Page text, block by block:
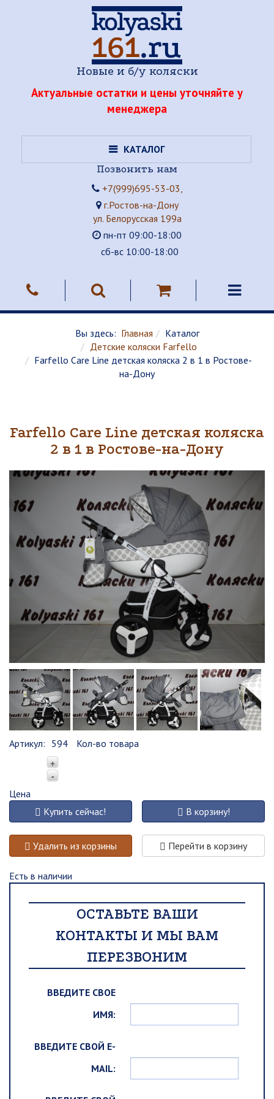
Новые и б/у коляски
Актуальные остатки и цены уточняйте у
менеджера
КАТАЛОГ
Позвонить нам
+7(999)695-53-03,
г.Ростов-на-Дону
ул. Белорусская 199а
пн-пт 09:00-18:00
сб-вс 10:00-18:00
Вы здесь: Главная
Каталог
Детские коляски Farfello
Farfello Care Line детская коляска 2 в 1 в Ростове-
на-Дону
Farfello Care Line детская коляска
2 в 1 в Ростове-на-Дону
Артикул: 594
Кол-во товара
+
-
Цена
В корзину!
Купить сейчас!
Перейти в корзину
Удалить из корзины
Есть в наличии
ОСТАВЬТЕ ВАШИ
КОНТАКТЫ И МЫ ВАМ
ПЕРЕЗВОНИМ
ВВЕДИТЕ СВОЕ
ИМЯ:
ВВЕДИТЕ СВОЙ E-
MAIL: